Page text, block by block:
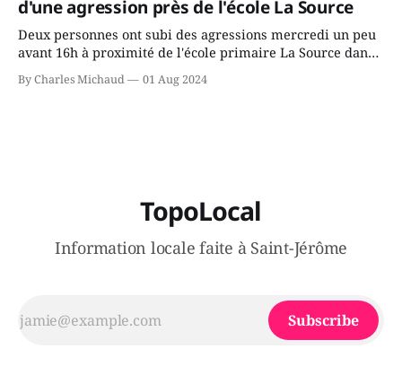
d'une agression près de l'école La Source
Deux personnes ont subi des agressions mercredi un peu
avant 16h à proximité de l'école primaire La Source dans
le secteur Bellefeuille de Saint-Jérôme. L'une de deux
victimes aurait été écrasée sous un véhicule et aspergée
By Charles Michaud 01 Aug 2024
TopoLocal
Information locale faite à Saint-Jérôme
Subscribe